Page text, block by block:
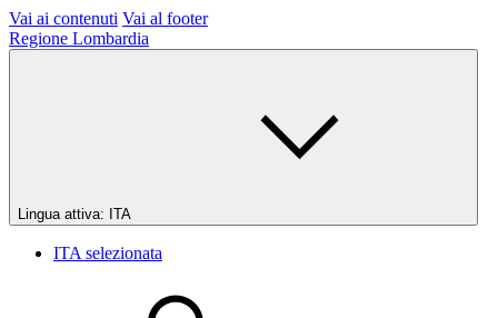
Vai ai contenuti Vai al footer
Regione Lombardia
Lingua attiva: ITA
ITA selezionata